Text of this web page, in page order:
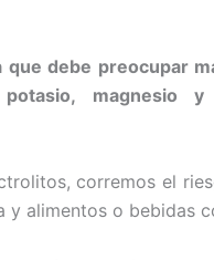
debe preocupar
magnesio
corremos el
y alimentos o bebidas